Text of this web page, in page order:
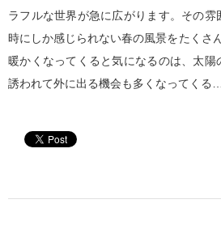
ラフルな世界が急に広がります。その
時にしか感じられない春の風景をたくさ
暖かくなってくると気になるのは、太陽
誘われて外に出る機会も多くなって